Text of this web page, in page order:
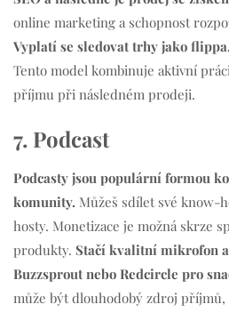
online marketing a schopnost
Vyplatí se sledovat trhy jako
Tento model kombinuje aktivní
příjmu při následném prodeji.
7. Podcast
Podcasty jsou populární formou
komunity. Můžeš sdílet své know-
hosty. Monetizace je možná skrze
produkty. Stačí kvalitní mikrofon
Buzzsprout nebo Redcircle pro
může být dlouhodobý zdroj příjmů,